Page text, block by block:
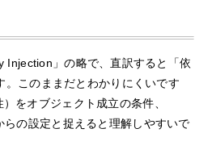
Injection」の略で、直訳すると「依
。このままだとわかりにくいです
をオブジェクト成立の条件、
の設定と捉えると理解しやすいで